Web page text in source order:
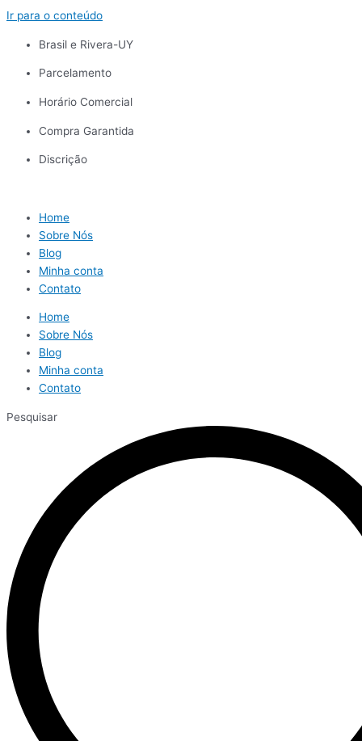
Ir para o conteúdo
Brasil e Rivera-UY
Parcelamento
Horário Comercial
Compra Garantida
Discrição
Home
Sobre Nós
Blog
Minha conta
Contato
Home
Sobre Nós
Blog
Minha conta
Contato
Pesquisar